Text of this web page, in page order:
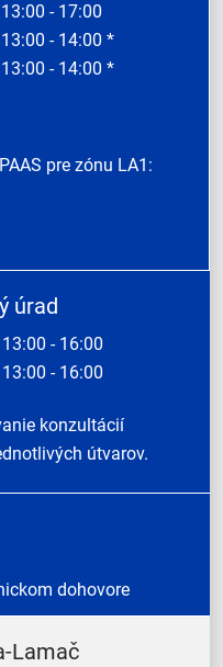
13:00 - 17:00
13:00 - 14:00 *
13:00 - 14:00 *
pre zónu LA1:
úrad
13:00 - 16:00
13:00 - 16:00
konzultácií
útvarov.
dohovore
Lamač